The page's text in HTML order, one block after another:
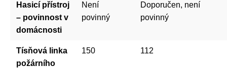
Hasicí přístroj
– povinnost v
domácnosti
Není
povinný
Doporučen, není
povinný
Tísňová linka
požárního
150 112